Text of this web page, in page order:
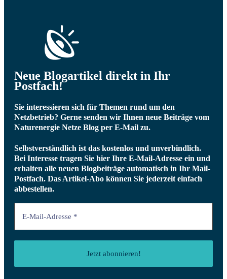
Neue Blogartikel direkt in Ihr
Postfach!
Sie interessieren sich für Themen rund um den
Netzbetrieb? Gerne senden wir Ihnen neue Beiträge vom
Naturenergie Netze Blog per E-Mail zu.
Selbstverständlich ist das kostenlos und unverbindlich.
Bei Interesse tragen Sie hier Ihre E-Mail-Adresse ein und
erhalten alle neuen Blogbeiträge automatisch in Ihr Mail-
Postfach. Das Artikel-Abo können Sie jederzeit einfach
abbestellen.